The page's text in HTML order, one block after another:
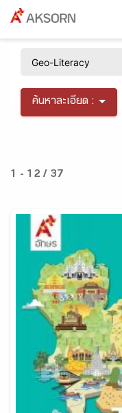
ค้นหาละเอียด :
1 - 12 / 37